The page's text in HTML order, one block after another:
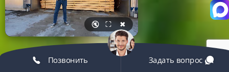
🔇 ⛶ ✖
Позвонить Задать вопрос